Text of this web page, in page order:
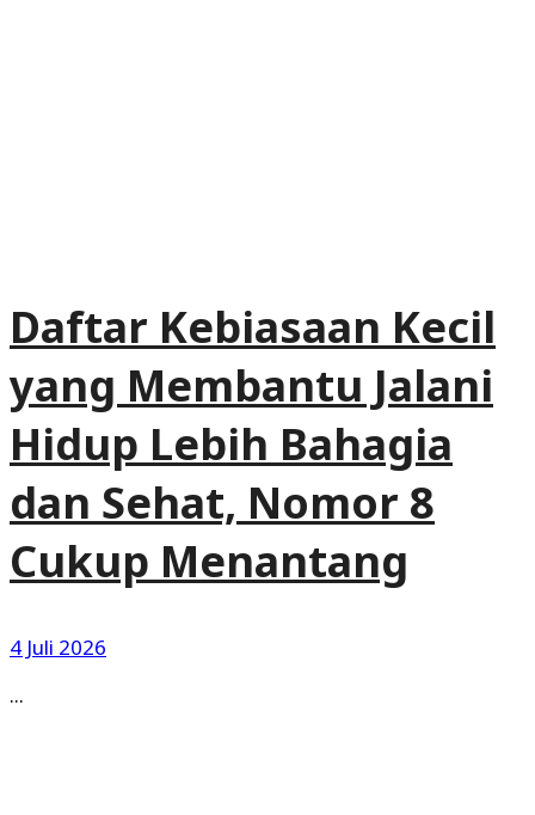
Daftar Kebiasaan Kecil
yang Membantu Jalani
Hidup Lebih Bahagia
dan Sehat, Nomor 8
Cukup Menantang
4 Juli 2026
...